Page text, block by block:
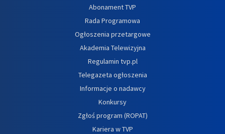
Abonament TVP
Rada Programowa
Ogłoszenia przetargowe
Akademia Telewizyjna
Regulamin tvp.pl
Telegazeta ogłoszenia
Informacje o nadawcy
Konkursy
Zgłoś program (ROPAT)
Kariera w TVP